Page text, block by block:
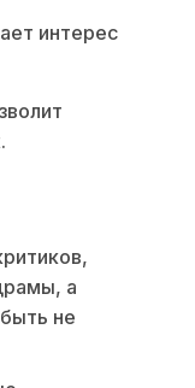
интерес
а
не